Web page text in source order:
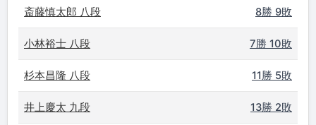
斎藤慎太郎 八段 8勝 9敗
小林裕士 八段 7勝 10敗
杉本昌隆 八段 11勝 5敗
井上慶太 九段 13勝 2敗